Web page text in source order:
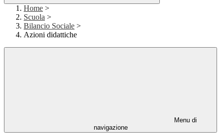
Home >
Scuola >
Bilancio Sociale >
Azioni didattiche
Menu di
navigazione